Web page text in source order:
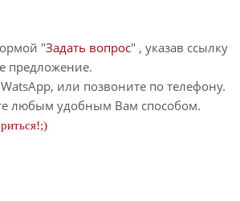
"Задать вопрос" , указав ссылку
предложение.
или позвоните по телефону.
любым удобным Вам способом.